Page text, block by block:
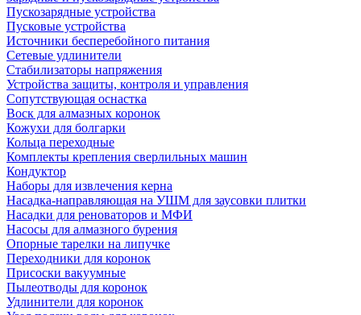
Пускозарядные устройства
Пусковые устройства
Источники бесперебойного питания
Сетевые удлинители
Стабилизаторы напряжения
Устройства защиты, контроля и управления
Сопутствующая оснастка
Воск для алмазных коронок
Кожухи для болгарки
Кольца переходные
Комплекты крепления сверлильных машин
Кондуктор
Наборы для извлечения керна
Насадка-направляющая на УШМ для заусовки плитки
Насадки для реноваторов и МФИ
Насосы для алмазного бурения
Опорные тарелки на липучке
Переходники для коронок
Присоски вакуумные
Пылеотводы для коронок
Удлинители для коронок